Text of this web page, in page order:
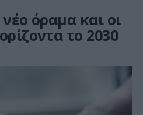
όραμα και οι
το 2030